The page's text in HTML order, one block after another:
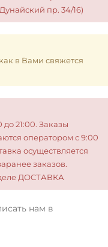
пр. 34/16)
в Вами свяжется
21:00. Заказы
оператором с 9:00
осуществляется
заказов.
ДОСТАВКА
нам в